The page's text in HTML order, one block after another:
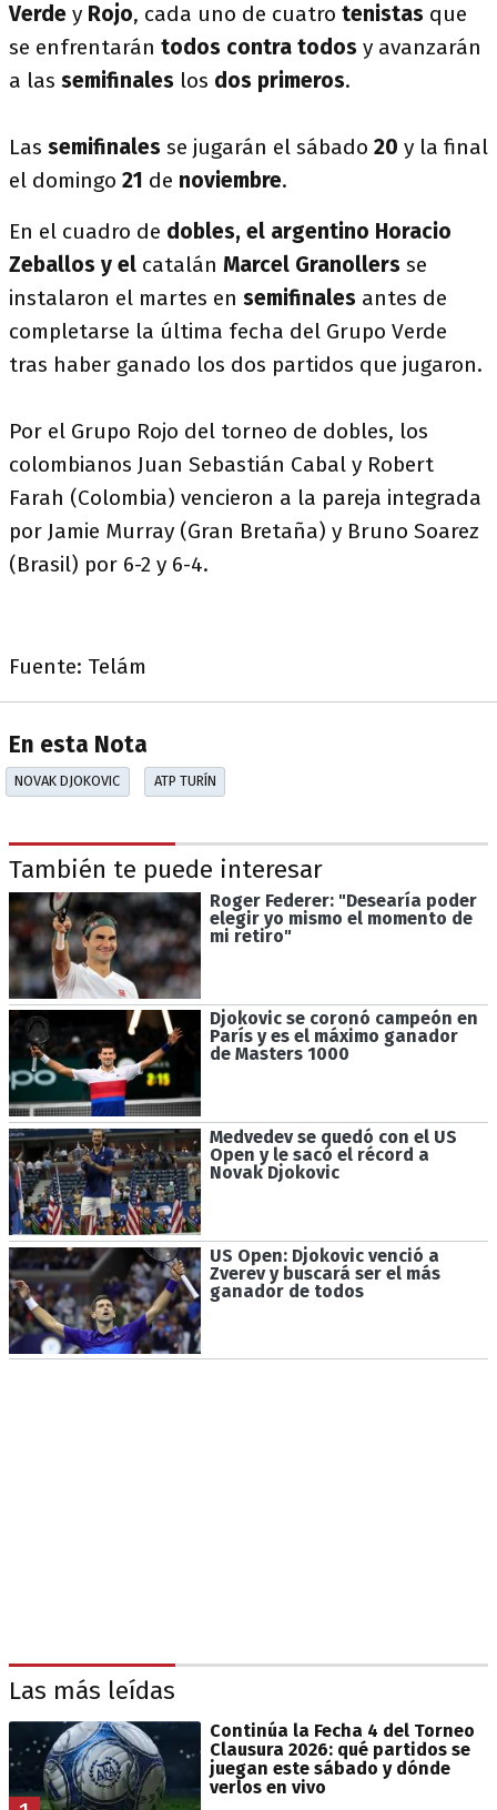
Verde y Rojo, cada uno de cuatro tenistas que
se enfrentarán todos contra todos y avanzarán
a las semifinales los dos primeros.
Las semifinales se jugarán el sábado 20 y la final
el domingo 21 de noviembre.
En el cuadro de dobles, el argentino Horacio
Zeballos y el catalán Marcel Granollers se
instalaron el martes en semifinales antes de
completarse la última fecha del Grupo Verde
tras haber ganado los dos partidos que jugaron.
Por el Grupo Rojo del torneo de dobles, los
colombianos Juan Sebastián Cabal y Robert
Farah (Colombia) vencieron a la pareja integrada
por Jamie Murray (Gran Bretaña) y Bruno Soarez
(Brasil) por 6-2 y 6-4.
Fuente: Telám
En esta Nota
NOVAK DJOKOVIC ATP TURÍN
También te puede interesar
Roger Federer: "Desearía poder
elegir yo mismo el momento de
mi retiro"
Djokovic se coronó campeón en
París y es el máximo ganador
de Masters 1000
Medvedev se quedó con el US
Open y le sacó el récord a
Novak Djokovic
US Open: Djokovic venció a
Zverev y buscará ser el más
ganador de todos
Las más leídas
Continúa la Fecha 4 del Torneo
Clausura 2026: qué partidos se
juegan este sábado y dónde
verlos en vivo